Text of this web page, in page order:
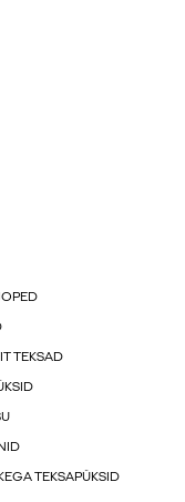
TEKSAD
TEKSAPÜKSID